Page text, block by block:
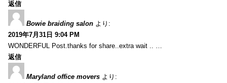
返信
Bowie braiding salon より:
2019年7月31日 9:04 PM
WONDERFUL Post.thanks for share..extra wait .. …
返信
Maryland office movers より: